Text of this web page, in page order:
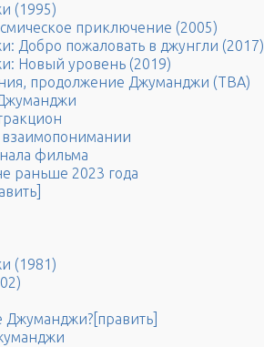
(1995)
приключение (2005)
Добро пожаловать в джунгли (2017)
Новый уровень (2019)
продолжение Джуманджи (TBA)
взаимопонимании
фильма
раньше 2023 года
(1981)
Джуманджи?[править]